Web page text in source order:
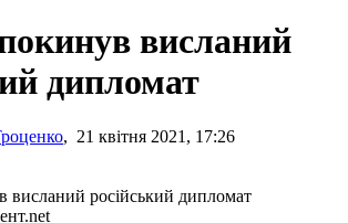
висланий
дипломат
, 21 квітня 2021, 17:26